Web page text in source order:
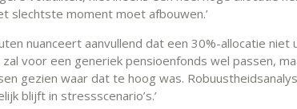
slechtste moment moet afbouwen.’
nuanceert aanvullend dat een 30%-allocatie niet
zal voor een generiek pensioenfonds wel passen,
gezien waar dat te hoog was.
blijft in stressscenario’s.’